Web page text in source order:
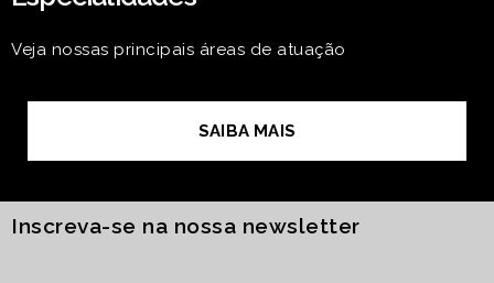
Veja nossas principais áreas de atuação
SAIBA MAIS
Inscreva-se na nossa newsletter